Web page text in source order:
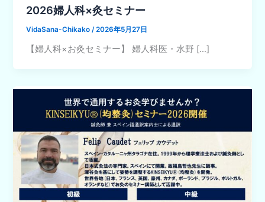
2026婦人科×灸セミナー
VidaSana-Chikako/2026年5月27日
【婦人科×お灸セミナー】 婦人科医・水野 […]